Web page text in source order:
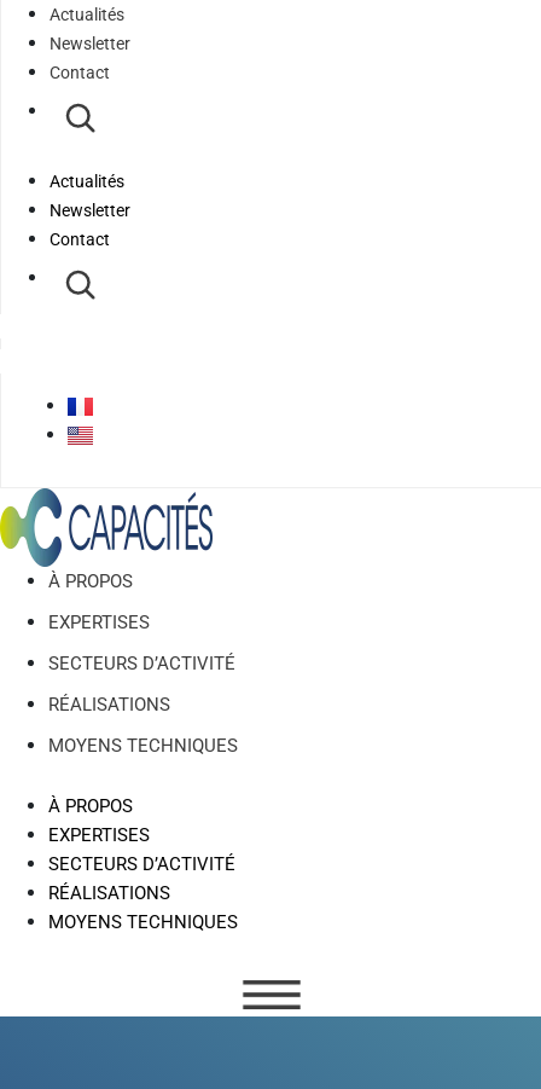
Actualités
Newsletter
Contact
Actualités
Newsletter
Contact
À PROPOS
EXPERTISES
SECTEURS D’ACTIVITÉ
RÉALISATIONS
MOYENS TECHNIQUES
À PROPOS
EXPERTISES
SECTEURS D’ACTIVITÉ
RÉALISATIONS
MOYENS TECHNIQUES